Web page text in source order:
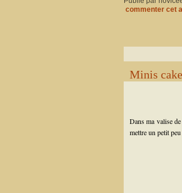
commenter cet
Minis
Dans ma valise
mettre un petit